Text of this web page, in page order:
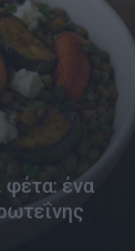
φέτα: ένα